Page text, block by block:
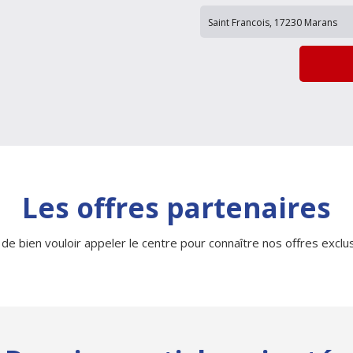
Les offres partenaires
bien vouloir appeler le centre pour connaître nos offres